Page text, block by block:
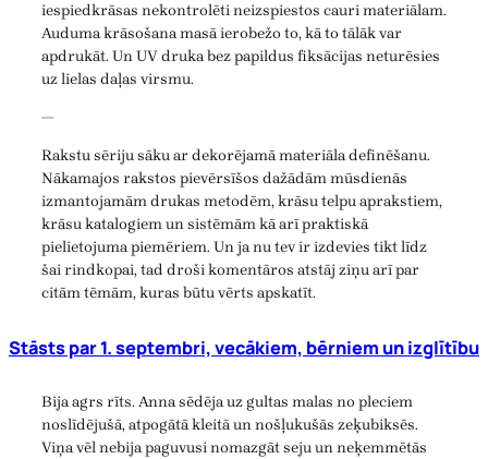
iespiedkrāsas nekontrolēti neizspiestos cauri materiālam.
Auduma krāsošana masā ierobežo to, kā to tālāk var
apdrukāt. Un UV druka bez papildus fiksācijas neturēsies
uz lielas daļas virsmu.
—
Rakstu sēriju sāku ar dekorējamā materiāla definēšanu.
Nākamajos rakstos pievērsīšos dažādām mūsdienās
izmantojamām drukas metodēm, krāsu telpu aprakstiem,
krāsu katalogiem un sistēmām kā arī praktiskā
pielietojuma piemēriem. Un ja nu tev ir izdevies tikt līdz
šai rindkopai, tad droši komentāros atstāj ziņu arī par
citām tēmām, kuras būtu vērts apskatīt.
Stāsts par 1. septembri, vecākiem, bērniem un izglītību
Bija agrs rīts. Anna sēdēja uz gultas malas no pleciem
noslīdējušā, atpogātā kleitā un nošļukušās zeķubiksēs.
Viņa vēl nebija paguvusi nomazgāt seju un neķemmētās